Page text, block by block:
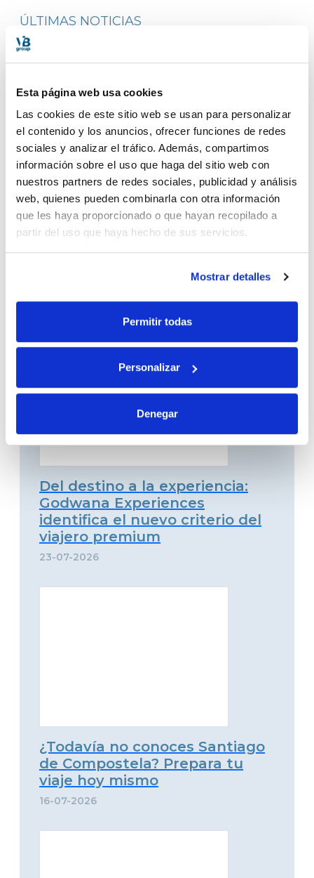
Esta página web usa cookies
Las cookies de este sitio web se usan para personalizar
el contenido y los anuncios, ofrecer funciones de redes
sociales y analizar el tráfico. Además, compartimos
información sobre el uso que haga del sitio web con
nuestros partners de redes sociales, publicidad y análisis
web, quienes pueden combinarla con otra información
que les haya proporcionado o que hayan recopilado a
partir del uso que haya hecho de sus servicios.
Mostrar detalles
Permitir todas
Personalizar
Denegar
ÚLTIMAS NOTICIAS
No te pierdas nada
Del destino a la experiencia:
Godwana Experiences
identifica el nuevo criterio del
viajero premium
23-07-2026
¿Todavía no conoces Santiago
de Compostela? Prepara tu
viaje hoy mismo
16-07-2026